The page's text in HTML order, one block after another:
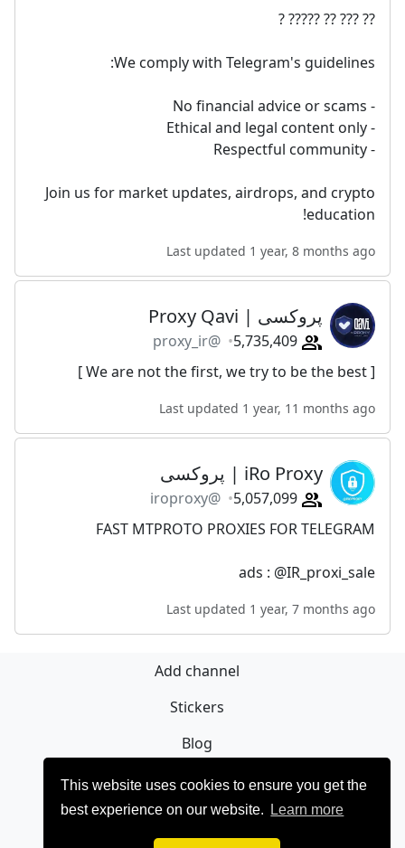
This website uses cookies to ensure you get the
best experience on our website.
Learn more
?? ??? ?? ????? ?
We comply with Telegram's guidelines:
- No financial advice or scams
- Ethical and legal content only
- Respectful community
Join us for market updates, airdrops, and crypto
education!
Last updated 1 year, 8 months ago
پروکسی | Proxy Qavi
@proxy_ir
[ We are not the first, we try to be the best ]
Last updated 1 year, 11 months ago
iRo Proxy | پروکسی
@iroproxy
FAST MTPROTO PROXIES FOR TELEGRAM
ads : @IR_proxi_sale
Last updated 1 year, 7 months ago
Add channel
Stickers
Blog
Sign Up
Privacy policy